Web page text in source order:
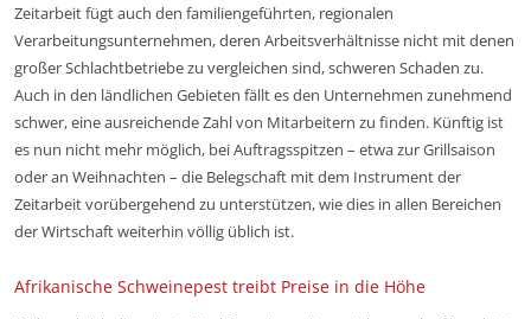
Zeitarbeit fügt auch den familiengeführten, regionalen
Verarbeitungsunternehmen, deren Arbeitsverhältnisse nicht mit denen
großer Schlachtbetriebe zu vergleichen sind, schweren Schaden zu.
Auch in den ländlichen Gebieten fällt es den Unternehmen zunehmend
schwer, eine ausreichende Zahl von Mitarbeitern zu finden. Künftig ist
es nun nicht mehr möglich, bei Auftragsspitzen – etwa zur Grillsaison
oder an Weihnachten – die Belegschaft mit dem Instrument der
Zeitarbeit vorübergehend zu unterstützen, wie dies in allen Bereichen
der Wirtschaft weiterhin völlig üblich ist.
Afrikanische Schweinepest treibt Preise in die Höhe